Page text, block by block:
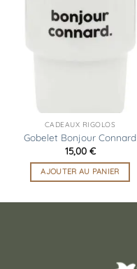
CADEAUX RIGOLOS
Gobelet Bonjour Connard
15,00 €
AJOUTER AU PANIER